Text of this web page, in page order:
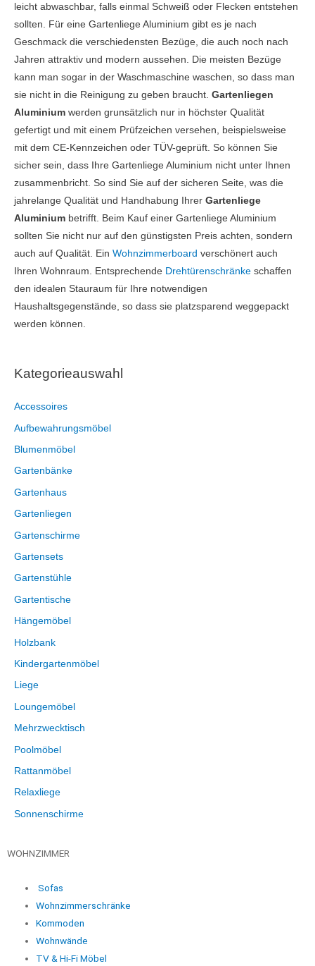
Kategorieauswahl
Accessoires
Aufbewahrungsmöbel
Blumenmöbel
Gartenbänke
Gartenhaus
Gartenliegen
Gartenschirme
Gartensets
Gartenstühle
Gartentische
Hängemöbel
Holzbank
Kindergartenmöbel
Liege
Loungemöbel
Mehrzwecktisch
Poolmöbel
Rattanmöbel
Relaxliege
Sonnenschirme
leicht abwaschbar, falls einmal Schweiß oder Flecken entstehen
sollten. Für eine Gartenliege Aluminium gibt es je nach
Geschmack die verschiedensten Bezüge, die auch noch nach
Jahren attraktiv und modern aussehen. Die meisten Bezüge
kann man sogar in der Waschmaschine waschen, so dass man
sie nicht in die Reinigung zu geben braucht. Gartenliegen
Aluminium werden grunsätzlich nur in höchster Qualität
gefertigt und mit einem Prüfzeichen versehen, beispielsweise
mit dem CE-Kennzeichen oder TÜV-geprüft. So können Sie
sicher sein, dass Ihre Gartenliege Aluminium nicht unter Ihnen
zusammenbricht. So sind Sie auf der sicheren Seite, was die
jahrelange Qualität und Handhabung Ihrer Gartenliege
Aluminium betrifft. Beim Kauf einer Gartenliege Aluminium
sollten Sie nicht nur auf den günstigsten Preis achten, sondern
auch auf Qualität. Ein Wohnzimmerboard verschönert auch
Ihren Wohnraum. Entsprechende Drehtürenschränke schaffen
den idealen Stauraum für Ihre notwendigen
Haushaltsgegenstände, so dass sie platzsparend weggepackt
werden können.
WOHNZIMMER
Sofas
Wohnzimmerschränke
Kommoden
Wohnwände
TV & Hi-Fi Möbel